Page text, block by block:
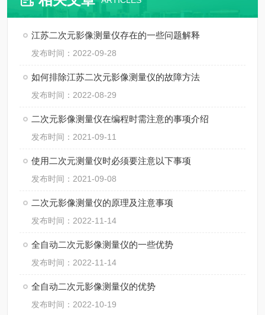
江苏二次元影像测量仪存在的一些问题解释
发布时间：2022-09-28
如何排除江苏二次元影像测量仪的故障方法
发布时间：2022-08-29
二次元影像测量仪在编程时需注意的事项介绍
发布时间：2021-09-11
使用二次元测量仪时必须要注意以下事项
发布时间：2021-09-08
二次元影像测量仪的原理及注意事项
发布时间：2022-11-14
全自动二次元影像测量仪的一些优势
发布时间：2022-11-14
全自动二次元影像测量仪的优势
发布时间：2022-10-19